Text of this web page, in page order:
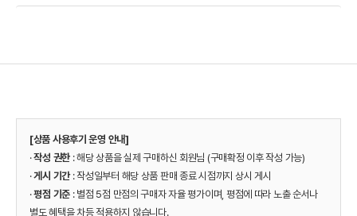
[상품 사용후기 운영 안내]
·작성 권한 : 해당 상품을 실제 구매하신 회원님 (구매확정 이후 작성 가능)
·게시 기간: 작성일부터 해당 상품 판매 종료 시점까지 상시 게시
·평점 기준 : 별점 5점 만점의 구매자 자율 평가이며, 평점에 따라 노출 순서나
별도 혜택을 차등 적용하지 않습니다.